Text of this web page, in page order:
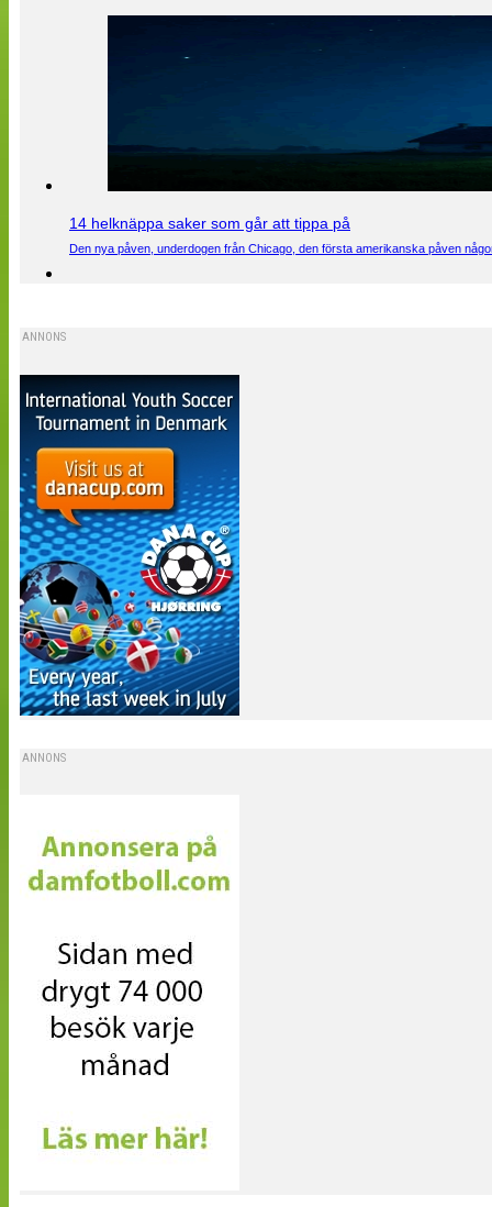
14 helknäppa saker som går att tippa på
Den nya påven, underdogen från Chicago, den första amerikanska påven
ANNONS
ANNONS